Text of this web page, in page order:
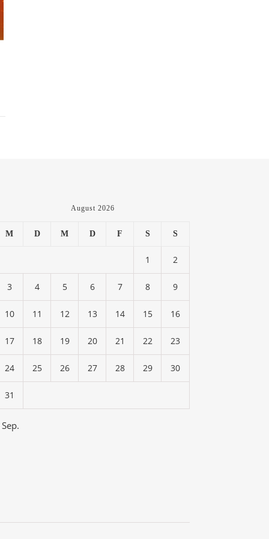
August 2026
M D M D F S S
1 2
3 4 5 6 7 8 9
10 11 12 13 14 15 16
17 18 19 20 21 22 23
24 25 26 27 28 29 30
31